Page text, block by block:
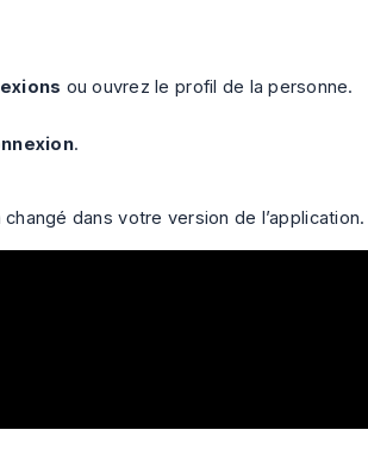
ou ouvrez le profil de la personne.
.
dans votre version de l’application.